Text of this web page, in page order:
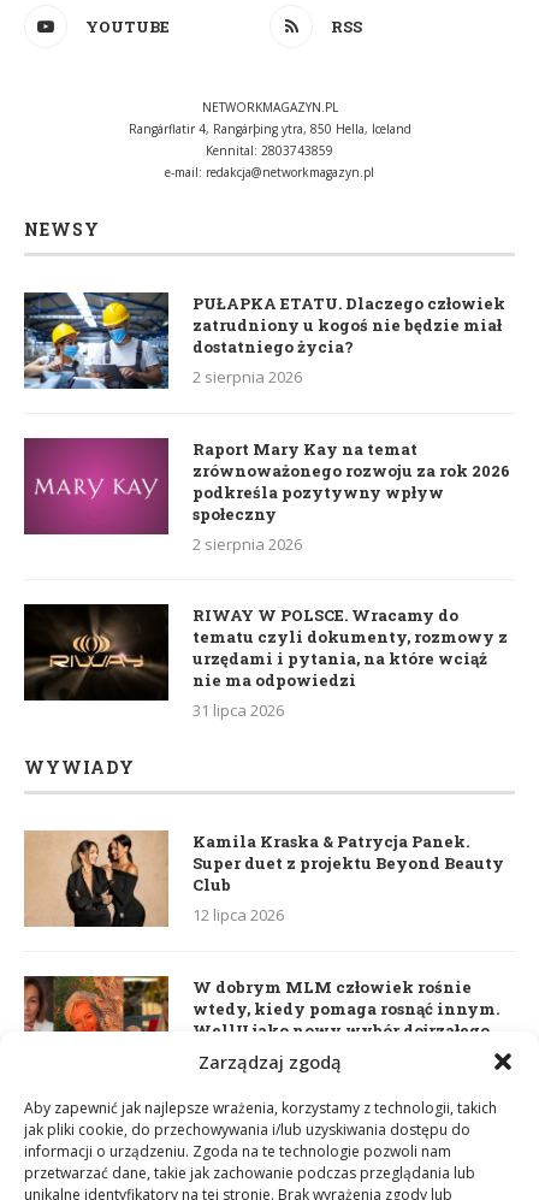
Zarządzaj zgodą
Aby zapewnić jak najlepsze wrażenia, korzystamy z technologii, takich
jak pliki cookie, do przechowywania i/lub uzyskiwania dostępu do
informacji o urządzeniu. Zgoda na te technologie pozwoli nam
przetwarzać dane, takie jak zachowanie podczas przeglądania lub
unikalne identyfikatory na tej stronie. Brak wyrażenia zgody lub
YOUTUBE RSS
NETWORKMAGAZYN.PL
Rangárflatir 4, Rangárþing ytra, 850 Hella, Iceland
Kennital: 2803743859
e-mail: redakcja@networkmagazyn.pl
NEWSY
PUŁAPKA ETATU. Dlaczego człowiek
zatrudniony u kogoś nie będzie miał
dostatniego życia?
2 sierpnia 2026
Raport Mary Kay na temat
zrównoważonego rozwoju za rok 2026
podkreśla pozytywny wpływ
społeczny
2 sierpnia 2026
RIWAY W POLSCE. Wracamy do
tematu czyli dokumenty, rozmowy z
urzędami i pytania, na które wciąż
nie ma odpowiedzi
31 lipca 2026
WYWIADY
Kamila Kraska & Patrycja Panek.
Super duet z projektu Beyond Beauty
Club
12 lipca 2026
W dobrym MLM człowiek rośnie
wtedy, kiedy pomaga rosnąć innym.
WellU jako nowy wybór dojrzałego
lidera
Daria Dudzik. Kocham Cię
17 kwietnia 2026